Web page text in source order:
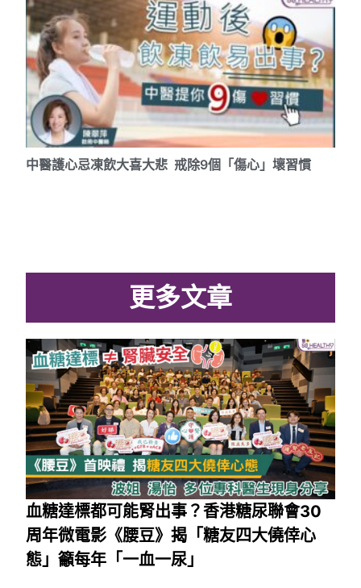
中醫護心忌凍飲大喜大悲 戒除9個「傷心」壞習慣
更多文章
血糖達標都可能腎出事？香港糖尿聯會30
周年微電影《腰豆》揭「糖友四大僥倖心
態」籲每年「一血一尿」